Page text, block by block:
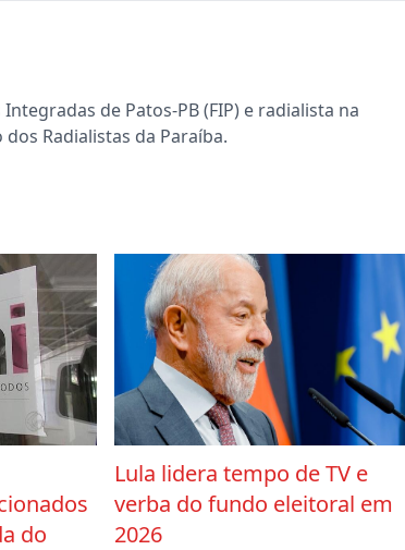
de Patos-PB (FIP) e radialista na
dos Radialistas da Paraíba.
do
Lula lidera tempo de TV e
verba do fundo eleitoral em
2026